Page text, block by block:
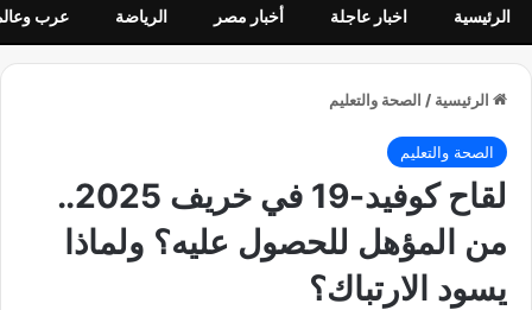
الرئيسية اخبار عاجلة أخبار مصر الرياضة عرب
الرئيسية / الصحة والتعليم
الصحة والتعليم
لقاح كوفيد-19 في خريف 2025..
من المؤهل للحصول عليه؟ ولماذا
يسود الارتباك؟